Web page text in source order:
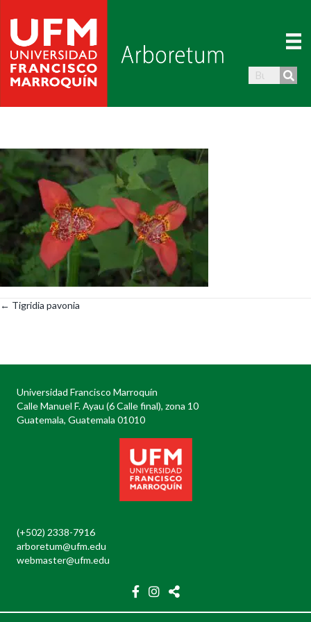
Posts
← Tigridia pavonia
Universidad Francisco Marroquín
Calle Manuel F. Ayau (6 Calle final), zona 10
Guatemala, Guatemala 01010
(+502) 2338-7916
arboretum@ufm.edu
webmaster@ufm.edu